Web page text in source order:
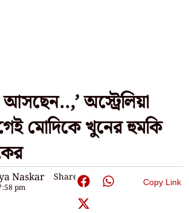
অস্ট্রেলিয়া
মোদিকে খুনের হুমকি
Naskar
pm
Share: Copy Link